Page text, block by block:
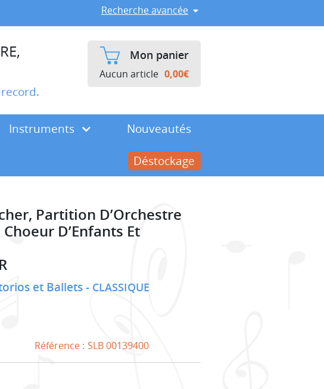
Recherche avancée
Mon panier
Aucun article 0,00€
Instruments
Nouveautés
Déstockage
Partition D’Orchestre
D’Enfants Et
et Ballets CLASSIQUE
Référence : SLB 00139400